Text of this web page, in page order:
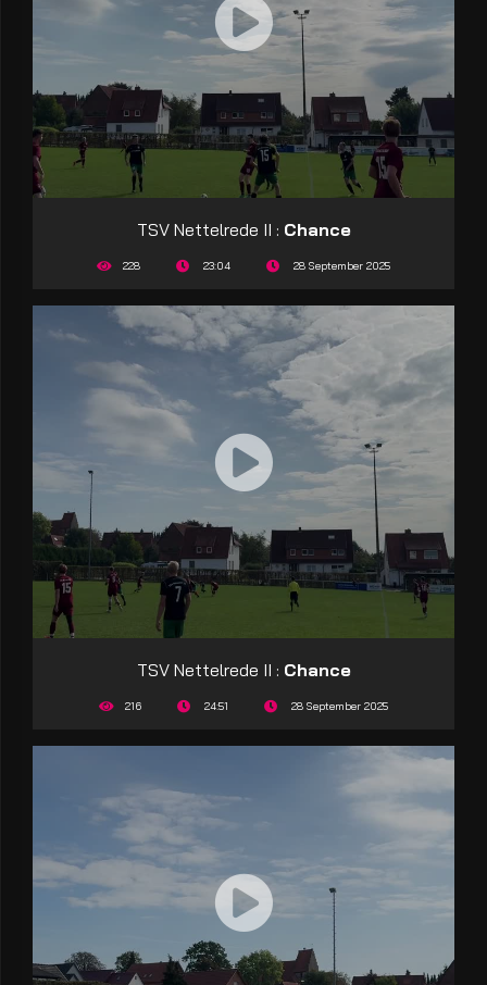
TSV Nettelrede II : Chance
228 23:04 28 September 2025
TSV Nettelrede II : Chance
216 24:51 28 September 2025